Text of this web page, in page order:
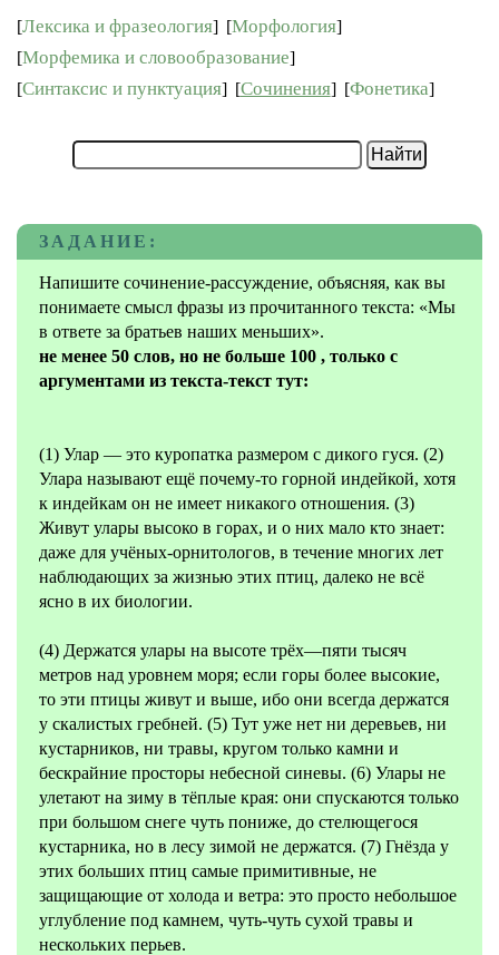
[Лексика и фразеология] [Морфология]
[Морфемика и словообразование]
[Синтаксис и пунктуация] [Сочинения] [Фонетика]
ЗАДАНИЕ:
Напишите сочинение-рассуждение, объясняя, как вы
понимаете смысл фразы из прочитанного текста: «Мы
в ответе за братьев наших меньших».
не менее 50 слов, но не больше 100 , только с
аргументами из текста-текст тут:
(1) Улар — это куропатка размером с дикого гуся. (2)
Улара называют ещё почему-то горной индейкой, хотя
к индейкам он не имеет никакого отношения. (3)
Живут улары высоко в горах, и о них мало кто знает:
даже для учёных-орнитологов, в течение многих лет
наблюдающих за жизнью этих птиц, далеко не всё
ясно в их биологии.
(4) Держатся улары на высоте трёх—пяти тысяч
метров над уровнем моря; если горы более высокие,
то эти птицы живут и выше, ибо они всегда держатся
у скалистых гребней. (5) Тут уже нет ни деревьев, ни
кустарников, ни травы, кругом только камни и
бескрайние просторы небесной синевы. (6) Улары не
улетают на зиму в тёплые края: они спускаются только
при большом снеге чуть пониже, до стелющегося
кустарника, но в лесу зимой не держатся. (7) Гнёзда у
этих больших птиц самые примитивные, не
защищающие от холода и ветра: это просто небольшое
углубление под камнем, чуть-чуть сухой травы и
нескольких перьев.